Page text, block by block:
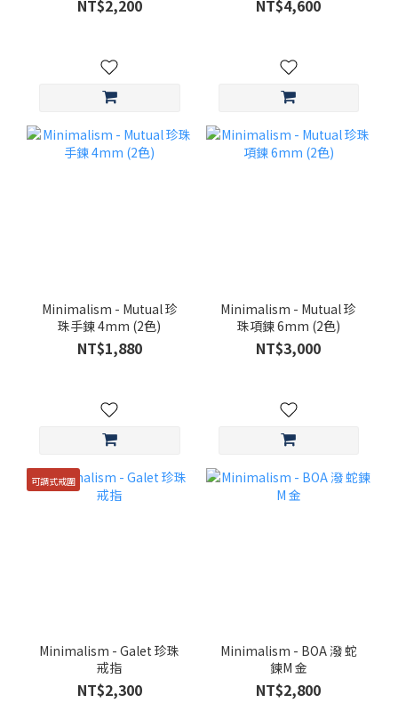
NT$2,200 NT$4,600
Minimalism - Mutual 珍
珠手鍊 4mm (2色)
NT$1,880
Minimalism - Mutual 珍
珠項鍊 6mm (2色)
NT$3,000
可調式戒圍
Minimalism - Galet 珍珠
戒指
NT$2,300
Minimalism - BOA 潑 蛇
鍊M 金
NT$2,800